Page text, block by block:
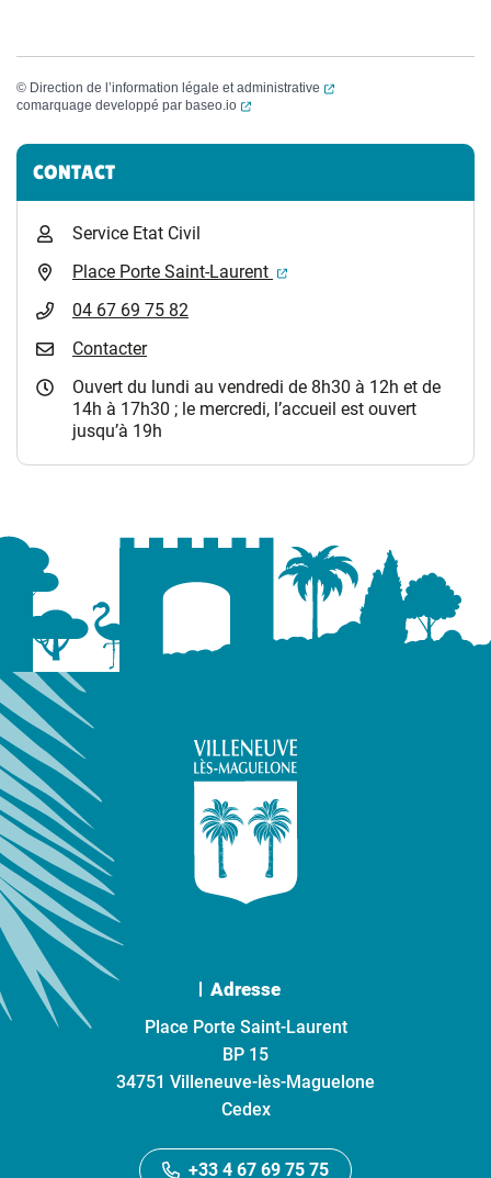
© Direction de l’information légale et administrative
(ouverture dans un
comarquage developpé par baseo.io (ouverture dans un nouvel onglet)
Informations complémentaires
CONTACT
Service Etat Civil
Place Porte Saint-Laurent
(ouverture dans un
04 67 69 75 82
Contacter
Ouvert du lundi au vendredi de 8h30 à 12h et de
14h à 17h30 ; le mercredi, l’accueil est ouvert
jusqu’à 19h
Adresse
Place Porte Saint-Laurent
BP 15
34751 Villeneuve-lès-Maguelone
Cedex
+33 4 67 69 75 75